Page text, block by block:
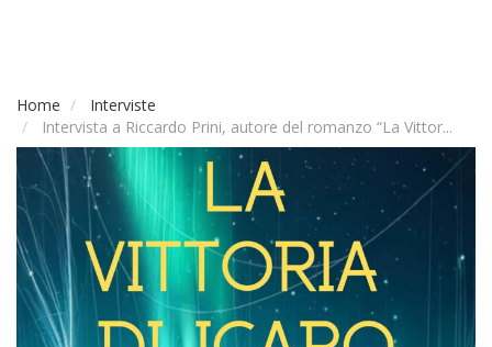
Home
Interviste
Intervista a Riccardo Prini, autore del romanzo “La Vittor...